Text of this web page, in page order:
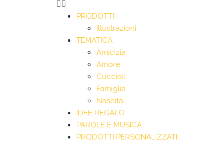
PRODOTTI
Illustrazioni
TEMATICA
Amicizia
Amore
Cuccioli
Famiglia
Nascita
IDEE REGALO
PAROLE E MUSICA
PRODOTTI PERSONALIZZATI